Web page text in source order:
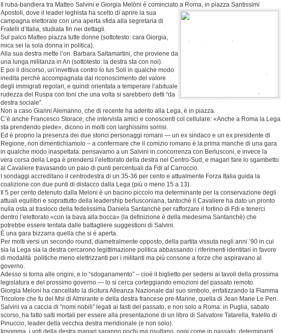
Il ruba-bandiera tra Matteo Salvini e Giorgia Meloni è cominciato a Roma, in piazza Santissimi
Apostoli, dove il leader leghista ha scelto di aprire la sua
campagna elettorale con una aperta sfida alla segretaria di
Fratelli d’Italia, studiata fin nei dettagli.
Sul palco Matteo piazza tutte donne (sottotesto: cara Giorgia,
mica sei la sola donna in politica).
Alla sua destra mette l’on. Barbara Saltamartini, che proviene da
una lunga militanza in An (sottotesto: la destra sta con noi).
E poi il discorso, un’invettiva contro lo Ius Soli in qualche modo
inedita perchè accompagnata dal riconoscimento del valore
degli immigrati regolari, e quindi orientata a temperare l’abituale
rudezza del Ruspa con toni che una volta si sarebbero detti “da
destra sociale”.
Non a caso Gianni Alemanno, che di recente ha aderito alla Lega, è in piazza.
C’è anche Francesco Storace, che intervista amici e conoscenti col cellulare: «Anche a Roma la Lega
sta prendendo piede», dicono in molti con larghissimi sorrisi.
Ed è proprio la presenza dei due storici personaggi romani — un ex sindaco e un ex presidente di
Regione, non dimentichiamolo – a confermare che il comizio romano è la prima manche di una gara
in qualche modo inaspettata: pensavamo a un Salvini in concorrenza con Berlusconi, e invece la
vera corsa della Lega è prendersi l’elettorato della destra nel Centro-Sud, e magari fare lo sgambetto
al Cavaliere travasando un paio di punti percentuali da Fdi al Carroccio.
I sondaggi accreditano il centrodestra di un 35-36 per cento e attualmente Forza Italia guida la
coalizione con due punti di distacco dalla Lega (più o meno 15 a 13).
Il 5 per cento detenuto dalla Meloni è un bacino piccolo ma determinante per la conservazione degli
attuali equilibri e soprattutto della leadership berlusconiana, tantochè il Cavaliere ha dato un pronto
nulla osta al trasloco della fedelissima Daniela Santanchè per rafforzare il fortino di Fdi e tenerci
dentro l’elettorato «con la bava alla bocca» (la definizione è della medesima Santanchè) che
potrebbe essere tentata dalle battagliere suggestioni di Salvini.
È una gara bizzarra quella che si è aperta.
Per molti versi un secondo round, diametralmente opposto, della partita vissuta negli anni ’90 in cui
sia la Lega sia la destra cercarono legittimazione politica abbassando i riferimenti identitari in favore
di modalità politiche meno elettrizzanti per i militanti ma più consone a forze che aspiravano al
governo.
Adesso si torna alle origini, e lo “sdoganamento” – cioè il biglietto per sedersi ai tavoli della prossima
legislatura e del prossimo governo — lo si cerca corteggiando emozioni del passato remoto.
Giorgia Meloni ha cancellato la dicitura Alleanza Nazionale dal suo simbolo, enfatizzando la Fiamma
Tricolore che fu del Msi di Almirante e della destra francese pre-Marine, quella di Jean Marie Le Pen.
Salvini va a caccia di “nomi nobili” legati ai fasti del passato, e non solo a Roma: in Puglia, sabato
scorso, ha fatto salti mortali per essere alla presentazione di un libro di Salvatore Tatarella, fratello di
Pinuccio, leader della vecchia destra meridionale (e non solo).
Insomma, i voti della destra magari saranno pochi ma risultano, oggi come in passato, determinanti